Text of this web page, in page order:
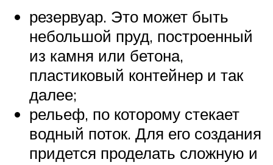
резервуар. Это может быть
небольшой пруд, построенный
из камня или бетона,
пластиковый контейнер и так
далее;
рельеф, по которому стекает
водный поток. Для его создания
придется проделать сложную и